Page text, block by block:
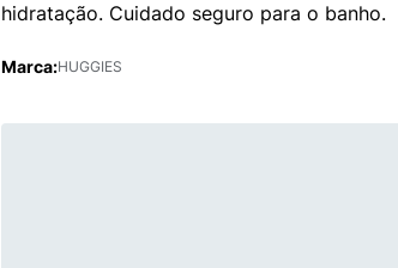
hidratação. Cuidado seguro para o banho.
Marca:HUGGIES